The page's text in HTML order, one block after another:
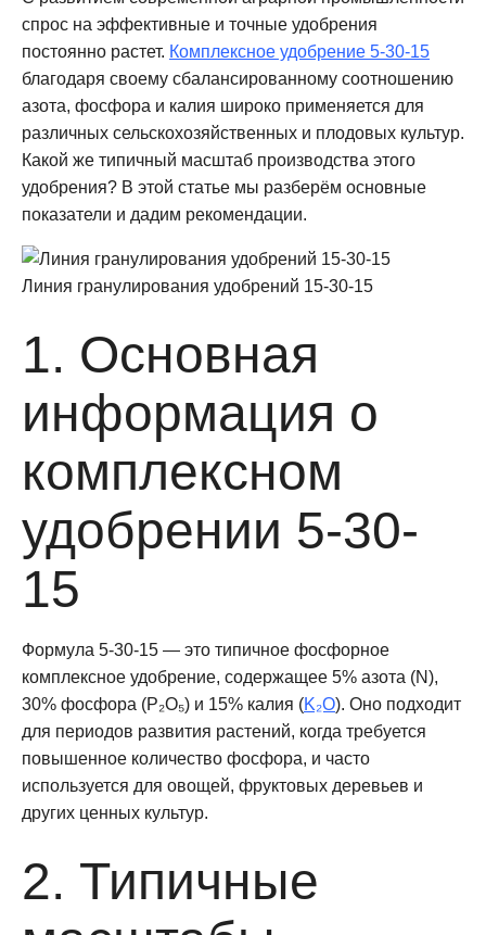
спрос на эффективные и точные удобрения
постоянно растет. Комплексное удобрение 5-30-15
благодаря своему сбалансированному соотношению
азота, фосфора и калия широко применяется для
различных сельскохозяйственных и плодовых культур.
Какой же типичный масштаб производства этого
удобрения? В этой статье мы разберём основные
показатели и дадим рекомендации.
Линия гранулирования удобрений 15-30-15
1. Основная
информация о
комплексном
удобрении 5-30-
15
Формула 5-30-15 — это типичное фосфорное
комплексное удобрение, содержащее 5% азота (N),
30% фосфора (P₂O₅) и 15% калия (K₂O). Оно подходит
для периодов развития растений, когда требуется
повышенное количество фосфора, и часто
используется для овощей, фруктовых деревьев и
других ценных культур.
2. Типичные